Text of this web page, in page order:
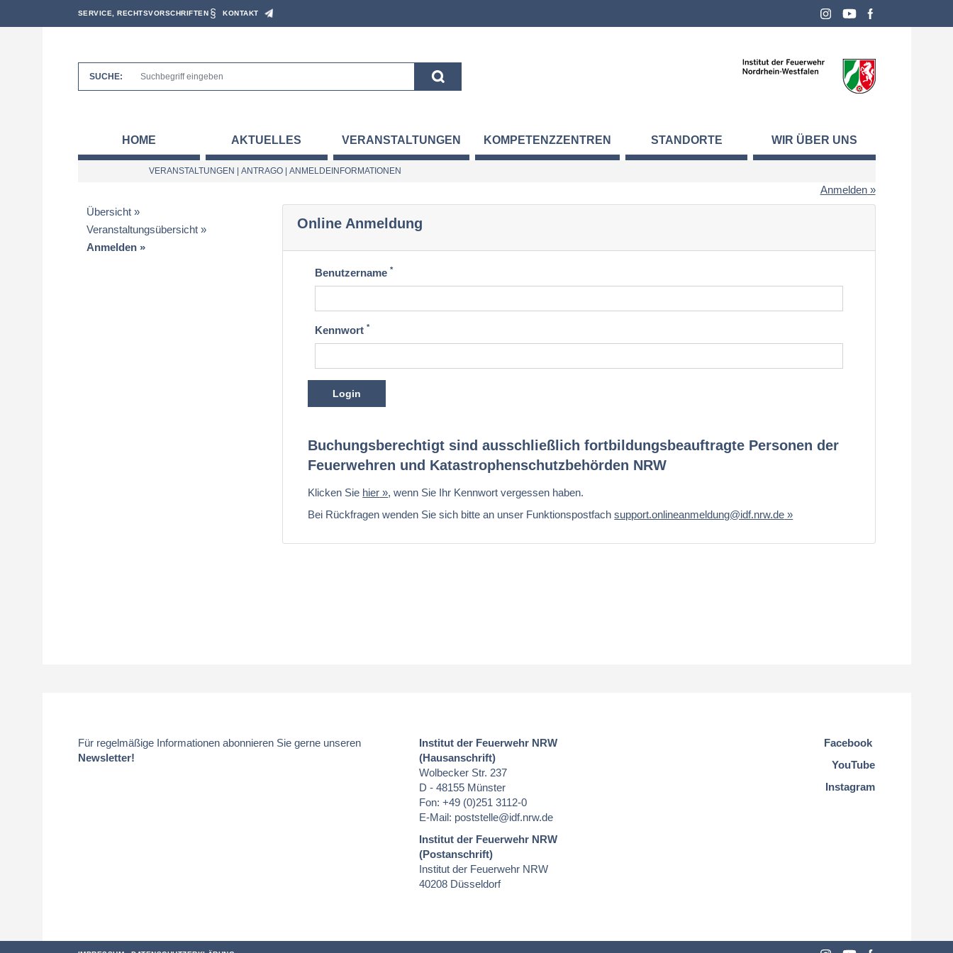
SERVICE, RECHTSVORSCHRIFTEN KONTAKT
SUCHE:
HOME AKTUELLES VERANSTALTUNGEN KOMPETENZZENTREN STANDORTE WIR ÜBER UNS
VERANSTALTUNGEN ANTRAGO| ANMELDEINFORMATIONEN
Anmelden
Übersicht
Veranstaltungsübersicht
Anmelden
Online Anmeldung
Benutzername*
Kennwort*
Login
Buchungsberechtigt sind ausschließlich fortbildungsbeauftragte Personen der
Feuerwehren und Katastrophenschutzbehörden NRW
Klicken Sie hier
, wenn Sie Ihr Kennwort vergessen haben.
Bei Rückfragen wenden Sie sich bitte an unser Funktionspostfachsupport.onlineanmeldung@idf.nrw.de
Für regelmäßige Informationen abonnieren Sie gerne unseren
Newsletter!
Institut der Feuerwehr NRW
(Hausanschrift)
Wolbecker Str. 237
D - 48155 Münster
Fon: +49 (0)251 3112-0
E-Mail: poststelle@idf.nrw.de
Institut der Feuerwehr NRW
(Postanschrift)
Institut der Feuerwehr NRW
40208 Düsseldorf
Facebook
YouTube
Instagram